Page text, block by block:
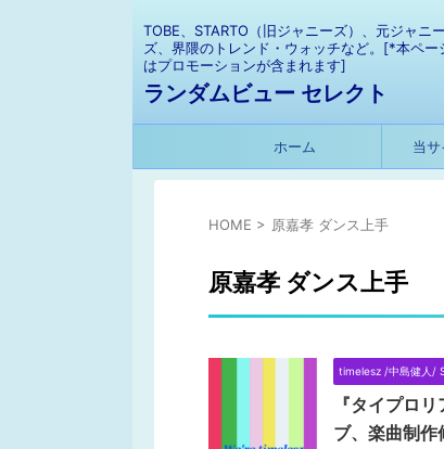
TOBE、STARTO（旧ジャニーズ）、元ジャニー
ズ、界隈のトレンド・ウォッチなど。[*本ペー
はプロモーションが含まれます]
ランダムビュー セレクト
ホーム 当
HOME > 原嘉孝 ダンス上手
原嘉孝 ダンス上手
timelesz /中島健人/
『タイプロ
ブ、楽曲制作